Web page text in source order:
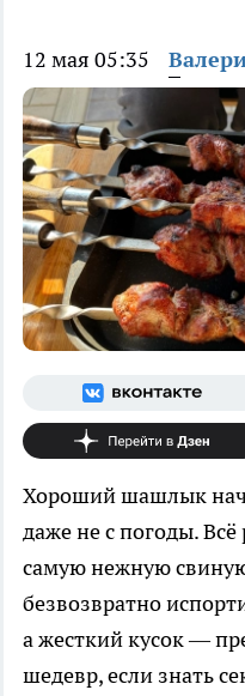
12 мая 05:35
Хороший шашлык
даже не с погоды.
самую нежную
безвозвратно
а жесткий кусок —
шедевр, если знать